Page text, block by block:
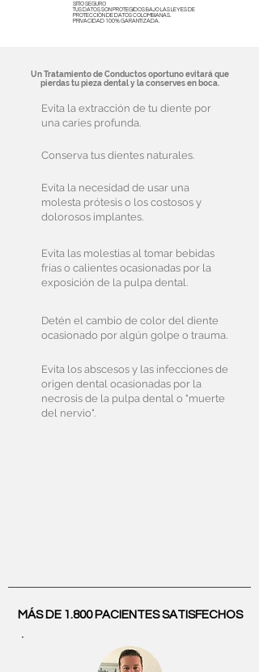
SITIO SEGURO
TUS DATOS SON PROTEGIDOS BAJO LAS LEYES DE
PROTECCIÓN DE DATOS COLOMBIANAS.
PRIVACIDAD 100% GARANTIZADA.
Un Tratamiento de Conductos oportuno evitará que
pierdas tu pieza dental y la conserves en boca.
Evita la extracción de tu diente por
una caries profunda.
Conserva tus dientes naturales.
Evita la necesidad de usar una
molesta prótesis o los costosos y
dolorosos implantes.
Evita las molestias al tomar bebidas
frías o calientes ocasionadas por la
exposición de la pulpa dental.
Detén el cambio de color del diente
ocasionado por algún golpe o trauma.
Evita los abscesos y las infecciones de
origen dental ocasionadas por la
necrosis de la pulpa dental o "muerte
del nervio".
MÁS DE 1.800 PACIENTES SATISFECHOS